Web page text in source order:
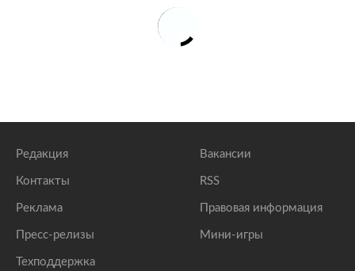
Редакция
Контакты
Реклама
Пресс-релизы
Техподдержка
Вакансии
RSS
Правовая информация
Мини-игры